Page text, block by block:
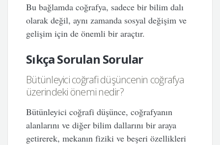
Bu bağlamda coğrafya, sadece bir bilim dalı
olarak değil, aynı zamanda sosyal değişim ve
gelişim için de önemli bir araçtır.
Sıkça Sorulan Sorular
Bütünleyici coğrafi düşüncenin coğrafya
üzerindeki önemi nedir?
Bütünleyici coğrafi düşünce, coğrafyanın
alanlarını ve diğer bilim dallarını bir araya
getirerek, mekanın fiziki ve beşeri özellikleri